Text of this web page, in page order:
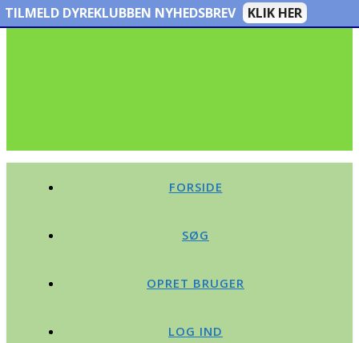
FORSIDE
SØG
OPRET BRUGER
LOG IND
TILMELD DYREKLUBBEN NYHEDSBREV KLIK HER